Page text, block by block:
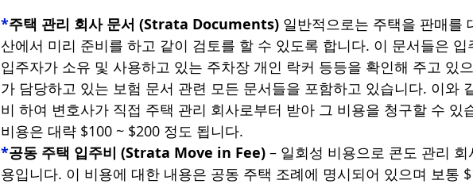
*주택 관리 회사 문서 (Strata Documents) 일반적으로는 주택을 판매를
산에서 미리 준비를 하고 같이 검토를 할 수 있도록 합니다. 이 문서들은 입
입주자가 소유 및 사용하고 있는 주차장 개인 락커 등등을 확인해 주고 있
가 담당하고 있는 보험 문서 관련 모든 문서들을 포함하고 있습니다. 이와
비 하여 변호사가 직접 주택 관리 회사로부터 받아 그 비용을 청구할 수 있
비용은 대략 $100 ~ $200 정도 됩니다.
*공동 주택 입주비 (Strata Move in Fee) – 일회성 비용으로 콘도 관리
용입니다. 이 비용에 대한 내용은 공동 주택 조례에 명시되어 있으며 보통